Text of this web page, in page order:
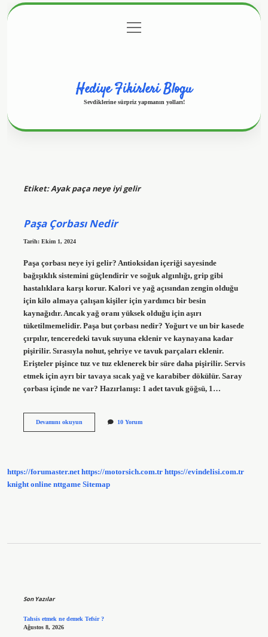
Gizlilik Politikası
menüyü
aç
Hediye Fikirleri Blogu
Sevdiklerine sürpriz yapmanın yolları!
Etiket:Ayak paça neye iyi gelir
Paşa Çorbası Nedir
Tarih: Ekim 1, 2024
Paşa çorbası neye iyi gelir? Antioksidan içeriği sayesinde
bağışıklık sistemini güçlendirir ve soğuk algınlığı, grip gibi
hastalıklara karşı korur. Kalori ve yağ açısından zengin olduğu
için kilo almaya çalışan kişiler için yardımcı bir besin
kaynağıdır. Ancak yağ oranı yüksek olduğu için aşırı
tüketilmemelidir. Paşa but çorbası nedir? Yoğurt ve un bir kasede
çırpılır, tenceredeki tavuk suyuna eklenir ve kaynayana kadar
pişirilir. Sırasıyla nohut, şehriye ve tavuk parçaları eklenir.
Erişteler pişince tuz ve tuz eklenerek bir süre daha pişirilir. Servis
etmek için ayrı bir tavaya sıcak yağ ve karabiber dökülür. Saray
çorbası içinde ne var? Hazırlanışı: 1 adet tavuk göğsü, 1…
Devamını okuyunPaşa
10 Yorum
https://forumaster.net https://motorsich.com.tr https://evindelisi.com.tr
knight online nttgame Sitemap
Son Yazılar
Tahsis etmek ne demek Tefsir ?
Ağustos 8, 2026